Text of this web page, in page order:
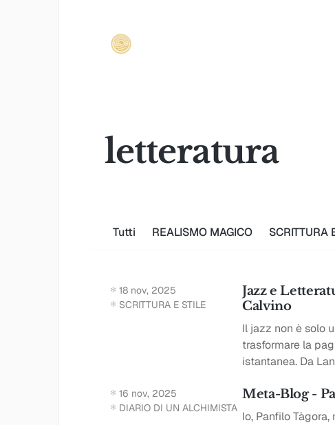
letteratura
Tutti REALISMO MAGICO SCRITTURA
18 nov, 2025
SCRITTURA E STILE
Jazz e
Calvino
Il jazz non è solo
trasformare la
istantanea. Da
16 nov, 2025
DIARIO DI UN ALCHIMISTA
Meta-Blog -
Io, Panfilo